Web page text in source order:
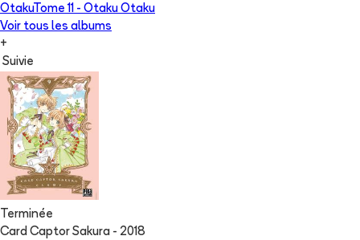
OtakuTome 11 - Otaku Otaku
Voir tous les albums
+
Suivie
Terminée
Card Captor Sakura - 2018